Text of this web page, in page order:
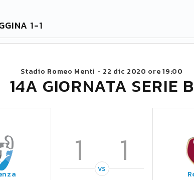
1-1
Stadio Romeo Menti - 22 dic 2020 ore 19:00
14A GIORNATA SERIE B
1 1
VS